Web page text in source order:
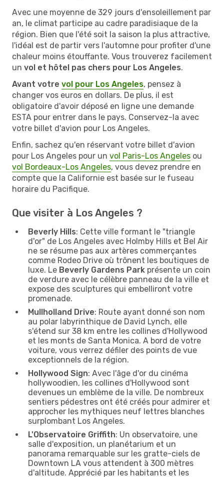
Avec une moyenne de 329 jours d'ensoleillement par
an, le climat participe au cadre paradisiaque de la
région. Bien que l'été soit la saison la plus attractive,
l'idéal est de partir vers l'automne pour profiter d'une
chaleur moins étouffante. Vous trouverez facilement
un vol et hôtel pas chers pour Los Angeles.
Avant votre vol pour Los Angeles, pensez à
changer vos euros en dollars. De plus, il est
obligatoire d'avoir déposé en ligne une demande
ESTA pour entrer dans le pays. Conservez-la avec
votre billet d'avion pour Los Angeles.
Enfin, sachez qu'en réservant votre billet d'avion
pour Los Angeles pour un vol Paris-Los Angeles ou
vol Bordeaux-Los Angeles, vous devez prendre en
compte que la Californie est basée sur le fuseau
horaire du Pacifique.
Que visiter à Los Angeles ?
Beverly Hills: Cette ville formant le "triangle
d'or" de Los Angeles avec Holmby Hills et Bel Air
ne se résume pas aux artères commerçantes
comme Rodeo Drive où trônent les boutiques de
luxe. Le Beverly Gardens Park présente un coin
de verdure avec le célèbre panneau de la ville et
expose des sculptures qui embelliront votre
promenade.
Mullholland Drive: Route ayant donné son nom
au polar labyrinthique de David Lynch, elle
s'étend sur 38 km entre les collines d'Hollywood
et les monts de Santa Monica. A bord de votre
voiture, vous verrez défiler des points de vue
exceptionnels de la région.
Hollywood Sign: Avec l'âge d'or du cinéma
hollywoodien, les collines d'Hollywood sont
devenues un emblème de la ville. De nombreux
sentiers pédestres ont été créés pour admirer et
approcher les mythiques neuf lettres blanches
surplombant Los Angeles.
L'Observatoire Griffith: Un observatoire, une
salle d'exposition, un planétarium et un
panorama remarquable sur les gratte-ciels de
Downtown LA vous attendent à 300 mètres
d'altitude. Apprécié par les habitants et les